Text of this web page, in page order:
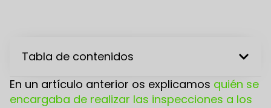
Tabla de contenidos
En un artículo anterior os explicamos quién se
encargaba de realizar las inspecciones a los